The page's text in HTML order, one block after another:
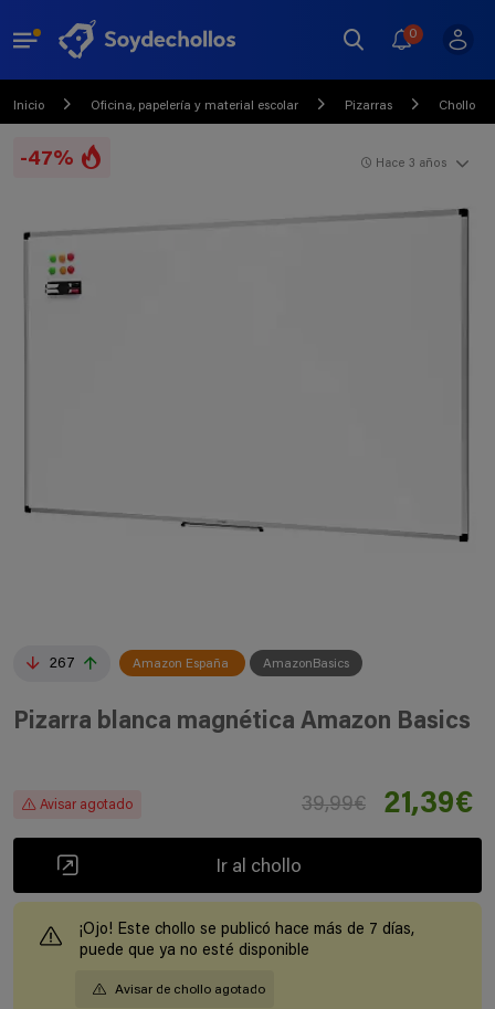
0
Inicio Oficina, papelería y material escolar Pizarras Chollo
-47%
267 Amazon España AmazonBasics
Hace 3 años
Pizarra blanca magnética Amazon Basics
Avisar agotado 39,99€ 21,39€
Ir al chollo
¡Ojo! Este chollo se publicó hace más de 7 días,
puede que ya no esté disponible
Avisar de chollo agotado